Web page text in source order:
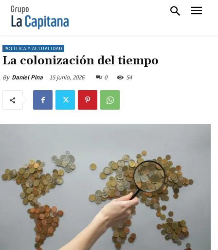
POLÍTICA Y ACTUALIDAD
La colonización del tiempo
By Daniel Pina 15 junio, 2026 0 54